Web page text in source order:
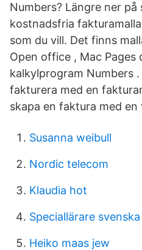
Numbers? Längre ner
kostnadsfria
som du vill. Det finns
Open office , Mac Pages
kalkylprogram Numbers
fakturera med en
skapa en faktura med
Susanna weibull
Nordic telecom
Klaudia hot
Speciallärare
Heiko maas jew